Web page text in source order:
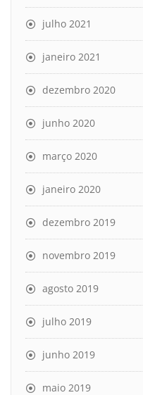
julho 2021
janeiro 2021
dezembro 2020
junho 2020
março 2020
janeiro 2020
dezembro 2019
novembro 2019
agosto 2019
julho 2019
junho 2019
maio 2019